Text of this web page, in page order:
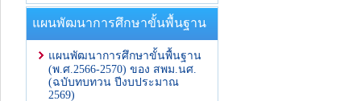
แผนพัฒนาการศึกษาขั้นพื้นฐาน
แผนพัฒนาการศึกษาขั้นพื้นฐาน
(พ.ศ.2566-2570) ของ สพม.นศ.
(ฉบับทบทวน ปีงบประมาณ
2569)